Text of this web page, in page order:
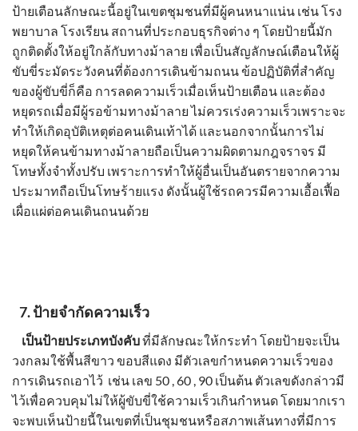
ป้ายเตือนลักษณะนี้อยู่ในเขตชุมชนที่มีผู้คนหนาแน่น เช่น โรง
พยาบาล โรงเรียน สถานที่ประกอบธุรกิจต่าง ๆ โดยป้ายนี้มัก
ถูกติดตั้งให้อยู่ใกล้กับทางม้าลาย เพื่อเป็นสัญลักษณ์เตือนให้ผู้
ขับขี่ระมัดระวังคนที่ต้องการเดินข้ามถนน ข้อปฏิบัติที่สำคัญ
ของผู้ขับขี่ก็คือ การลดความเร็วเมื่อเห็นป้ายเตือน และต้อง
หยุดรถเมื่อมีผู้รอข้ามทางม้าลาย ไม่ควรเร่งความเร็วเพราะจะ
ทำให้เกิดอุบัติเหตุต่อคนเดินเท้าได้ และนอกจากนั้นการไม่
หยุดให้คนข้ามทางม้าลายถือเป็นความผิดตามกฎจราจร มี
โทษทั้งจำทั้งปรับ เพราะการทำให้ผู้อื่นเป็นอันตรายจากความ
ประมาทถือเป็นโทษร้ายแรง ดังนั้นผู้ใช้รถควรมีความเอื้อเฟื้อ
เผื่อแผ่ต่อคนเดินถนนด้วย
7.ป้ายจำกัดความเร็ว
เป็นป้ายประเภทบังคับที่มีลักษณะให้กระทำ โดยป้ายจะเป็น
วงกลมใช้พื้นสีขาว ขอบสีแดง มีตัวเลขกำหนดความเร็วของ
การเดินรถเอาไว้ เช่น เลข 50 , 60 , 90 เป็นต้น ตัวเลขดังกล่าวมี
ไว้เพื่อควบคุมไม่ให้ผู้ขับขี่ใช้ความเร็วเกินกำหนด โดยมากเรา
จะพบเห็นป้ายนี้ในเขตที่เป็นชุมชนหรือสภาพเส้นทางที่มีการ